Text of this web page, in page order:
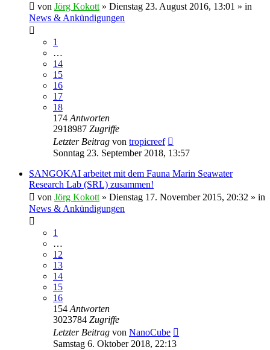
von Jörg Kokott » Dienstag 23. August 2016, 13:01 » in
News & Ankündigungen
1
…
14
15
16
17
18
174 Antworten
2918987 Zugriffe
Letzter Beitrag von tropicreef
Sonntag 23. September 2018, 13:57
SANGOKAI arbeitet mit dem Fauna Marin Seawater
Research Lab (SRL) zusammen!
von Jörg Kokott » Dienstag 17. November 2015, 20:32 » in
News & Ankündigungen
1
…
12
13
14
15
16
154 Antworten
3023784 Zugriffe
Letzter Beitrag von NanoCube
Samstag 6. Oktober 2018, 22:13